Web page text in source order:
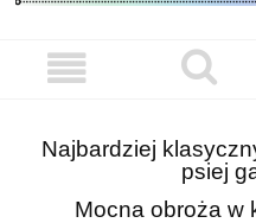
Najbardziej
psiej
Mocna obroża w